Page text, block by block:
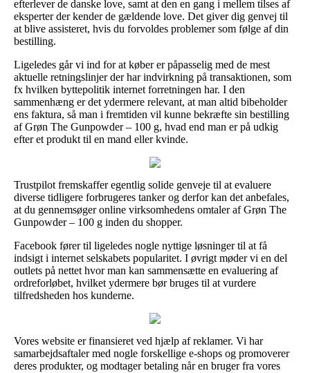
efterlever de danske love, samt at den en gang i mellem tilses af
eksperter der kender de gældende love. Det giver dig genvej til
at blive assisteret, hvis du forvoldes problemer som følge af din
bestilling.
Ligeledes går vi ind for at køber er påpasselig med de mest
aktuelle retningslinjer der har indvirkning på transaktionen, som
fx hvilken byttepolitik internet forretningen har. I den
sammenhæng er det ydermere relevant, at man altid bibeholder
ens faktura, så man i fremtiden vil kunne bekræfte sin bestilling
af Grøn The Gunpowder – 100 g, hvad end man er på udkig
efter et produkt til en mand eller kvinde.
Trustpilot fremskaffer egentlig solide genveje til at evaluere
diverse tidligere forbrugeres tanker og derfor kan det anbefales,
at du gennemsøger online virksomhedens omtaler af Grøn The
Gunpowder – 100 g inden du shopper.
Facebook fører til ligeledes nogle nyttige løsninger til at få
indsigt i internet selskabets popularitet. I øvrigt møder vi en del
outlets på nettet hvor man kan sammensætte en evaluering af
ordreforløbet, hvilket ydermere bør bruges til at vurdere
tilfredsheden hos kunderne.
Vores website er finansieret ved hjælp af reklamer. Vi har
samarbejdsaftaler med nogle forskellige e-shops og promoverer
deres produkter, og modtager betaling når en bruger fra vores